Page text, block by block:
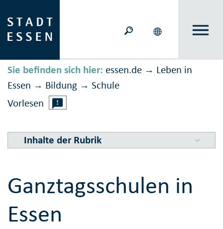
Sie befinden sich hier: essen.de → Leben in
Essen → Bildung → Schule
Vorlesen
Inhalte der Rubrik
Ganztagsschulen in
Essen